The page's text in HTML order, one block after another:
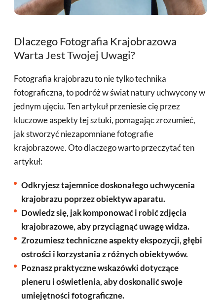
Dlaczego Fotografia Krajobrazowa
Warta Jest Twojej Uwagi?
Fotografia krajobrazu to nie tylko technika
fotograficzna, to podróż w świat natury uchwycony w
jednym ujęciu. Ten artykuł przeniesie cię przez
kluczowe aspekty tej sztuki, pomagając zrozumieć,
jak stworzyć niezapomniane fotografie
krajobrazowe. Oto dlaczego warto przeczytać ten
artykuł:
Odkryjesz tajemnice doskonałego uchwycenia
krajobrazu poprzez obiektyw aparatu.
Dowiedz się, jak komponować i robić zdjęcia
krajobrazowe, aby przyciągnąć uwagę widza.
Zrozumiesz techniczne aspekty ekspozycji, głębi
ostrości i korzystania z różnych obiektywów.
Poznasz praktyczne wskazówki dotyczące
pleneru i oświetlenia, aby doskonalić swoje
umiejętności fotograficzne.